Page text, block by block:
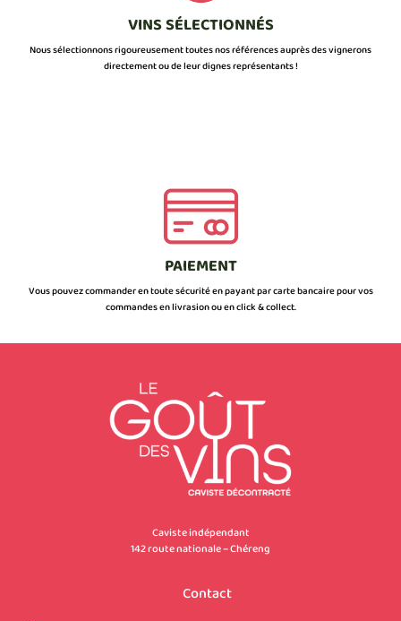
VINS SÉLECTIONNÉS
Nous sélectionnons rigoureusement toutes nos références auprès des vignerons
directement ou de leur dignes représentants !
PAIEMENT
Vous pouvez commander en toute sécurité en payant par carte bancaire pour vos
commandes en livrasion ou en click & collect.
Caviste indépendant
142 route nationale – Chéreng
Contact